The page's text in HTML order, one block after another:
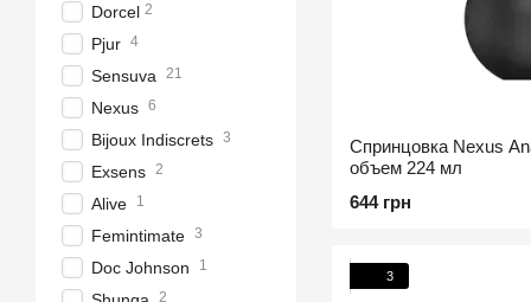
Спринцовка Nexus
объем 224 мл
644 грн
3
Dorcel 2
Pjur 4
Sensuva 21
Nexus 6
Bijoux Indiscrets 3
Exsens 2
Alive 1
Femintimate 3
Doc Johnson 1
2